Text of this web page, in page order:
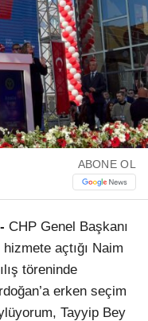
Youtube
TikTok
ABONE OL
CHP Genel Başkanı
açtığı Naim
töreninde
erken seçim
Tayyip Bey